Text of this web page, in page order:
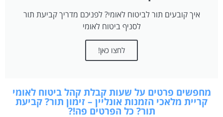
לסניף ביטוח לאומי
לחצו כאן!
מחפשים פרטים על שעות קבלת קהל ביטוח לאומי
קריית מלאכי הזמנות אונליין – זימון תור? קביעת
תור? כל הפרטים פה!?